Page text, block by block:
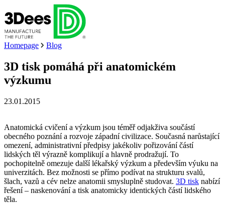
Homepage Blog
3D tisk pomáhá při anatomickém
výzkumu
23.01.2015
Anatomická cvičení a výzkum jsou téměř odjakživa součástí
obecného poznání a rozvoje západní civilizace. Současná narůstající
omezení, administrativní předpisy jakékoliv pořizování částí
lidských těl výrazně komplikují a hlavně prodražují. To
pochopitelně omezuje další lékařský výzkum a především výuku na
univerzitách. Bez možnosti se přímo podívat na strukturu svalů,
šlach, vazů a cév nelze anatomii smysluplně studovat. 3D tisk nabízí
řešení – naskenování a tisk anatomicky identických částí lidského
těla.